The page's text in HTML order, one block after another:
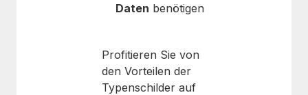
Daten benötigen
Profitieren Sie von
den Vorteilen der
Typenschilder auf